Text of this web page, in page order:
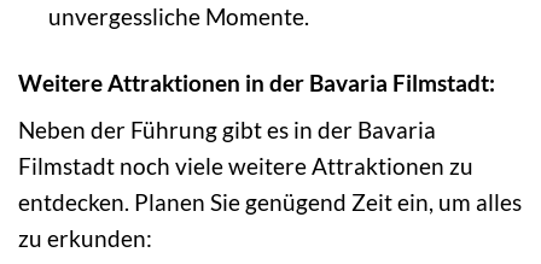
unvergessliche Momente.
Weitere Attraktionen in der Bavaria Filmstadt:
Neben der Führung gibt es in der Bavaria
Filmstadt noch viele weitere Attraktionen zu
entdecken. Planen Sie genügend Zeit ein, um alles
zu erkunden: